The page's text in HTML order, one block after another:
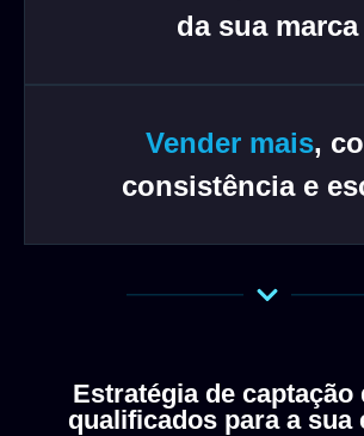
da sua marca​
Vender mais,
consistência e
Estratégia de captação
qualificados para a sua